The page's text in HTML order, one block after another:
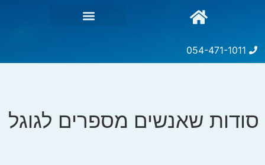
054-471-1011
סודות שאנשים מספרים לגוגל